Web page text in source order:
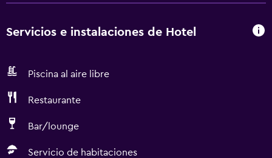
Servicios e instalaciones de Hotel
Piscina al aire libre
Restaurante
Bar/lounge
Servicio de habitaciones